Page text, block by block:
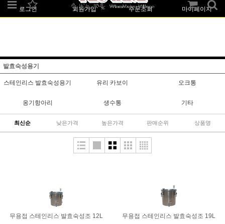
로그인 회원가입 주문조회 마이페이지
발효숙성용기
스테인리스 발효숙성용기 유리 카보이 오크통
옹기항아리 생수통 기타
최신순 낮은가격 높은가격 판매순위 상품명
무용접 스테인리스 발효숙성조 12L
무용접 스테인리스 발효숙성조 19L